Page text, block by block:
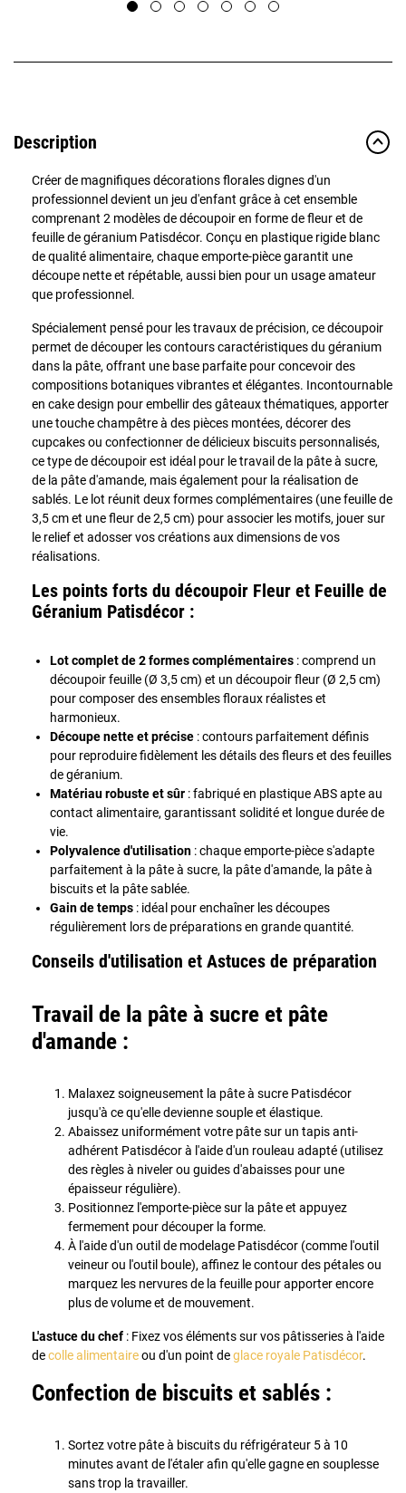
Description
Créer de magnifiques décorations florales dignes d'un
professionnel devient un jeu d'enfant grâce à cet ensemble
comprenant 2 modèles de découpoir en forme de fleur et de
feuille de géranium Patisdécor. Conçu en plastique rigide blanc
de qualité alimentaire, chaque emporte-pièce garantit une
découpe nette et répétable, aussi bien pour un usage amateur
que professionnel.
Spécialement pensé pour les travaux de précision, ce découpoir
permet de découper les contours caractéristiques du géranium
dans la pâte, offrant une base parfaite pour concevoir des
compositions botaniques vibrantes et élégantes. Incontournable
en cake design pour embellir des gâteaux thématiques, apporter
une touche champêtre à des pièces montées, décorer des
cupcakes ou confectionner de délicieux biscuits personnalisés,
ce type de découpoir est idéal pour le travail de la pâte à sucre,
de la pâte d'amande, mais également pour la réalisation de
sablés. Le lot réunit deux formes complémentaires (une feuille de
3,5 cm et une fleur de 2,5 cm) pour associer les motifs, jouer sur
le relief et adosser vos créations aux dimensions de vos
réalisations.
Les points forts du découpoir Fleur et Feuille de
Géranium Patisdécor :
Lot complet de 2 formes complémentaires : comprend un
découpoir feuille (Ø 3,5 cm) et un découpoir fleur (Ø 2,5 cm)
pour composer des ensembles floraux réalistes et
harmonieux.
Découpe nette et précise : contours parfaitement définis
pour reproduire fidèlement les détails des fleurs et des feuilles
de géranium.
Matériau robuste et sûr : fabriqué en plastique ABS apte au
contact alimentaire, garantissant solidité et longue durée de
vie.
Polyvalence d'utilisation : chaque emporte-pièce s'adapte
parfaitement à la pâte à sucre, la pâte d'amande, la pâte à
biscuits et la pâte sablée.
Gain de temps : idéal pour enchaîner les découpes
régulièrement lors de préparations en grande quantité.
Conseils d'utilisation et Astuces de préparation
Travail de la pâte à sucre et pâte
d'amande :
Malaxez soigneusement la pâte à sucre Patisdécor
jusqu'à ce qu'elle devienne souple et élastique.
Abaissez uniformément votre pâte sur un tapis anti-
adhérent Patisdécor à l'aide d'un rouleau adapté (utilisez
des règles à niveler ou guides d'abaisses pour une
épaisseur régulière).
Positionnez l'emporte-pièce sur la pâte et appuyez
fermement pour découper la forme.
À l'aide d'un outil de modelage Patisdécor (comme l'outil
veineur ou l'outil boule), affinez le contour des pétales ou
marquez les nervures de la feuille pour apporter encore
plus de volume et de mouvement.
L'astuce du chef : Fixez vos éléments sur vos pâtisseries à l'aide
decolle alimentaireou d'un point deglace royale Patisdécor.
Confection de biscuits et sablés :
Sortez votre pâte à biscuits du réfrigérateur 5 à 10
minutes avant de l'étaler afin qu'elle gagne en souplesse
sans trop la travailler.